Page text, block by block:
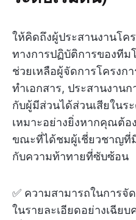
ให้คิดถึงผู้ประสานงานโค
ทางการปฏิบัติการของทีม
ช่วยเหลือผู้จัดการโครงก
ทำเอกสาร, ประสานงาน
กับผู้มีส่วนได้ส่วนเสียใน
เหมาะอย่างยิ่งหากคุณต้
ขณะที่ได้ชมผู้เชี่ยวชาญที่
กับความท้าทายที่ซับซ้อน
✅ ความสามารถในการจั
ในรายละเอียดอย่างเฉีย